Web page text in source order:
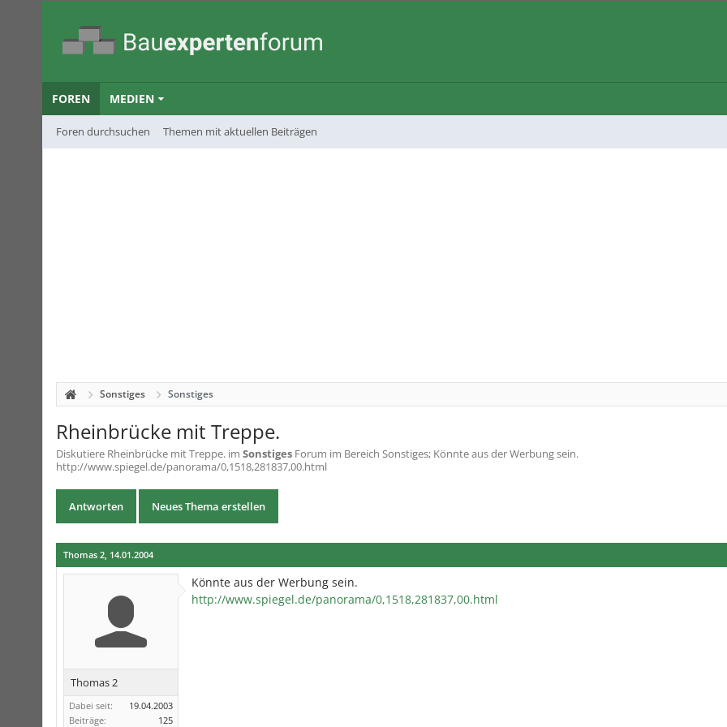
FOREN
Foren durchsuchen Themen mit aktuellen Beiträgen
MEDIEN
Sonstiges Sonstiges
Rheinbrücke mit Treppe.
Diskutiere Rheinbrücke mit Treppe. im Sonstiges Forum im Bereich Sonstiges; Könnte aus der Werbung sein.
http://www.spiegel.de/panorama/0,1518,281837,00.html
Antworten Neues Thema erstellen
Thomas 2, 14.01.2004
Thomas 2
Dabei seit:
19.04.2003
Beiträge:
125
Könnte aus der Werbung sein.
http://www.spiegel.de/panorama/0,1518,281837,00.html